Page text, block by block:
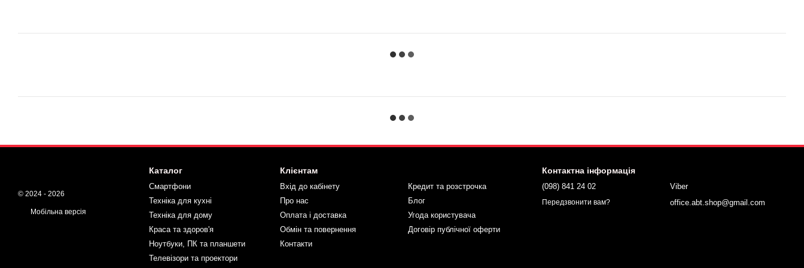
© 2024 - 2026
Мобільна версія
Каталог
Смартфони
Техніка для кухні
Техніка для дому
Краса та здоров'я
Ноутбуки, ПК та планшети
Телевізори та проектори
Клієнтам
Вхід до кабінету
Про нас
Оплата і доставка
Обмін та повернення
Контакти
Кредит та розстрочка
Блог
Угода користувача
Договір публічної оферти
Контактна інформація
(098) 841 24 02
Передзвонити вам?
Viber
office.abt.shop@gmail.com